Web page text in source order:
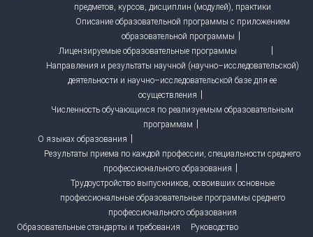
предметов, курсов, дисциплин (модулей), практики
Описание образовательной программы с приложением
образовательной программы
Лицензируемые образовательные программы
Направления и результаты научной (научно–исследовательской)
деятельности и научно–исследовательской базе для ее
осуществления
Численность обучающихся по реализуемым образовательным
программам
О языках образования
Результаты приема по каждой профессии, специальности среднего
профессионального образования
Трудоустройство выпускников, освоивших основные
профессиональные образовательные программы среднего
профессионального образования
Образовательные стандарты и требования
Руководство